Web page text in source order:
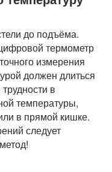
до подъёма.
термометр
измерения
должен длиться
в
температуры,
в прямой кишке.
следует